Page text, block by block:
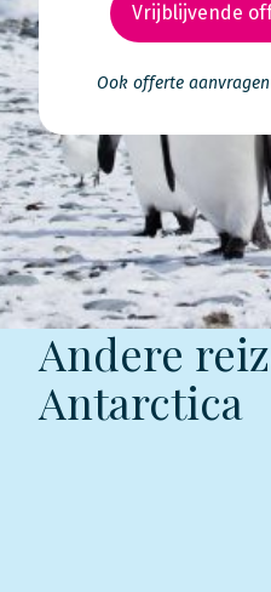
Vrijblijvende
Ook offerte
Andere
Antarctica